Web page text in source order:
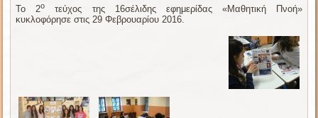
To 2ο
τεύχος της 16σέλιδης εφημερίδας «Μαθητική Πνοή»
κυκλοφόρησε στις 29 Φεβρουαρίου 2016.